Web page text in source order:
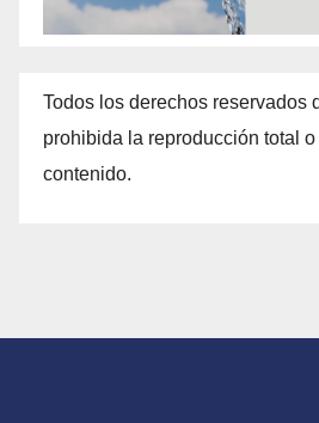
Todos los derechos reservados
prohibida la reproducción total
contenido.